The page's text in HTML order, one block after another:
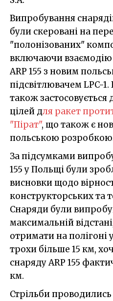
Випробування
були скеровані на
"полонізованих"
включаючи
ARP 155 з новим
підсвітлювачем LPC-
також застосовується
цілей для ракет
"Пірат", що також є
польською
За підсумками
155 у Польщі були
висновки щодо
конструкторських та
Снаряди були
максимальній
отримати на полігоні
трохи більше 15 км,
снаряду ARP 155
км.
Стрільби